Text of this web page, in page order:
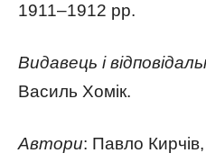
1911–1912 рр.
Видавець і
Василь Хомік.
Автори: Павло